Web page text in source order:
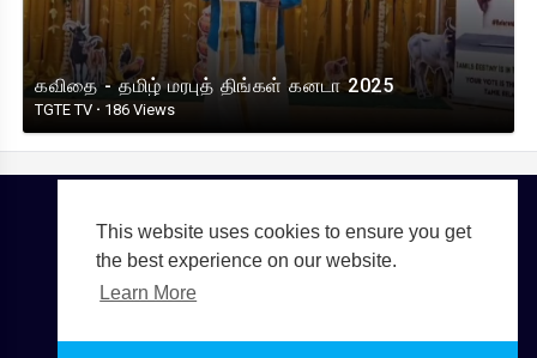
This website uses cookies to ensure you get
the best experience on our website.
Learn More
கவிதை - தமிழ் மரபுத் திங்கள் கனடா 2025
TGTE TV · 186 Views
Copyright © 2026 TGTE TV. All rights reserved.
Terms of use Privacy Policy